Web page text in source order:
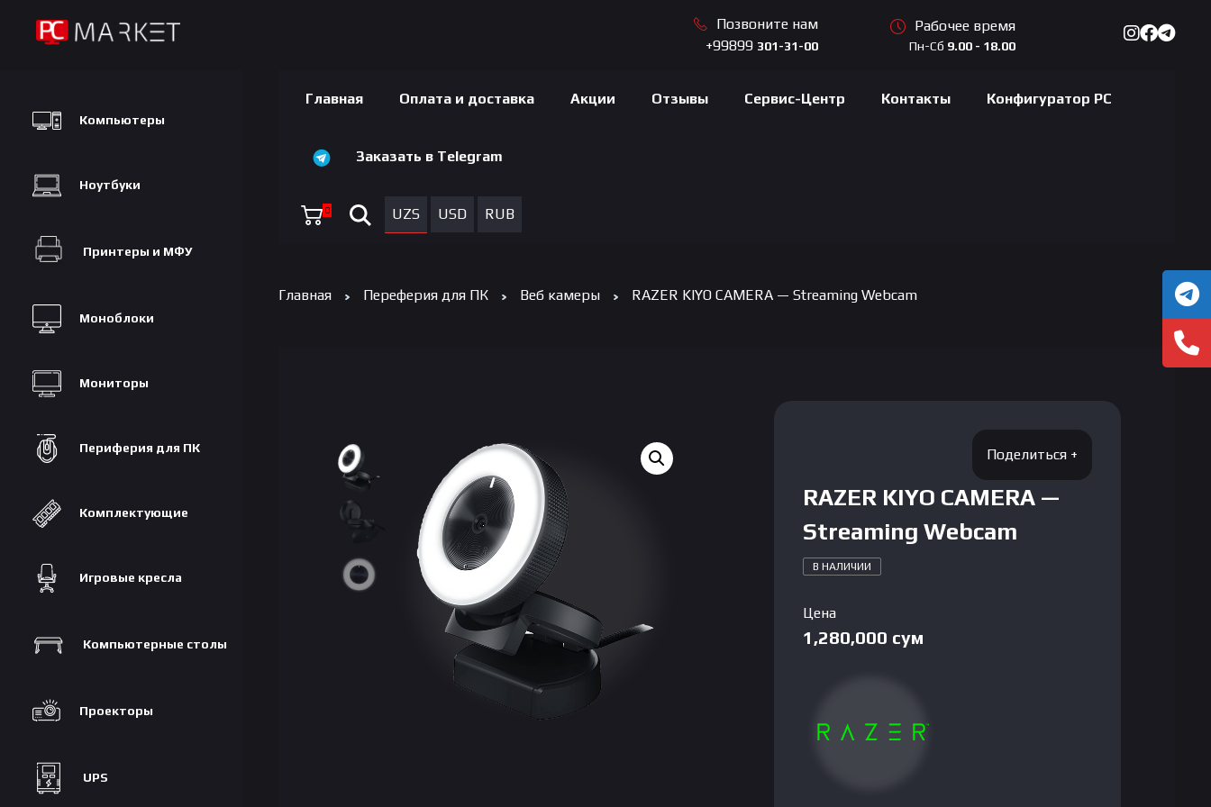
Позвоните нам
+99899 301-31-00
Рабочее время
Пн-Сб 9.00 - 18.00
Компьютеры
Ноутбуки
Принтеры и МФУ
Моноблоки
Мониторы
Периферия для ПК
Комплектующие
Игровые кресла
Компьютерные столы
Проекторы
UPS
Главная Оплата и доставка Акции Отзывы Сервис-Центр Контакты Конфигуратор PC
Заказать в Telegram
0 UZS USD RUB
Главная Переферия для ПК Веб камеры RAZER KIYO CAMERA — Streaming Webcam
RAZER KIYO CAMERA —
Streaming Webcam
В НАЛИЧИИ
Цена
1,280,000 сум